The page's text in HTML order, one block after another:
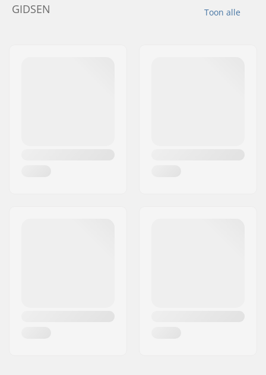
Toon alle
GIDSEN